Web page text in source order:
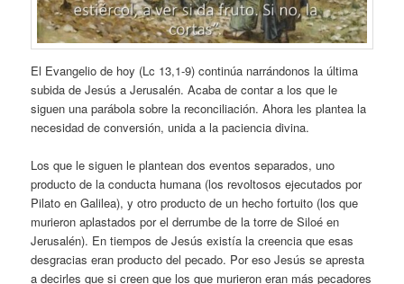
El Evangelio de hoy (Lc 13,1-9) continúa narrándonos la última
subida de Jesús a Jerusalén. Acaba de contar a los que le
siguen una parábola sobre la reconciliación. Ahora les plantea la
necesidad de conversión, unida a la paciencia divina.
Los que le siguen le plantean dos eventos separados, uno
producto de la conducta humana (los revoltosos ejecutados por
Pilato en Galilea), y otro producto de un hecho fortuito (los que
murieron aplastados por el derrumbe de la torre de Siloé en
Jerusalén). En tiempos de Jesús existía la creencia que esas
desgracias eran producto del pecado. Por eso Jesús se apresta
a decirles que si creen que los que murieron eran más pecadores